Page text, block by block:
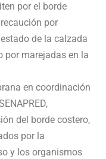
por el borde
por
de la calzada
por marejadas en la
en coordinación
del borde costero,
por la
y los organismos